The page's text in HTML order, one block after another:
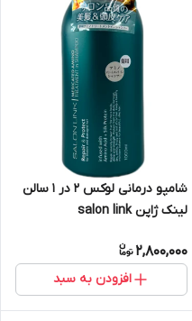
شامپو درمانی لوکس ۲ در ۱ سالن
لینک ژاپن salon link
2,800,000
افزودن به سبد